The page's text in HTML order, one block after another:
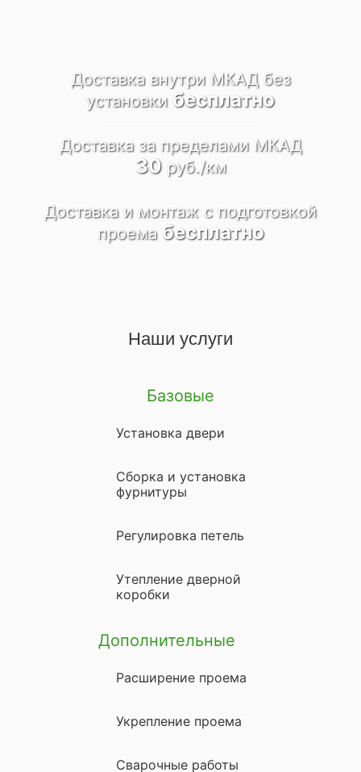
Доставка внутри МКАД без
установки бесплатно
Доставка за пределами МКАД
30руб./км
Доставка и монтаж c подготовкой
проема бесплатно
Наши услуги
Базовые
Установка двери
Сборка и установка
фурнитуры
Регулировка петель
Утепление дверной
коробки
Дополнительные
Расширение проема
Укрепление проема
Сварочные работы